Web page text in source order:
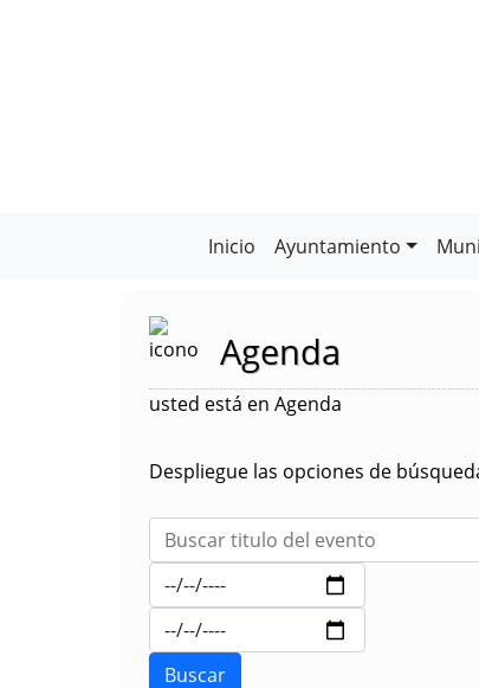
Inicio Ayuntamiento
Agenda
usted está en Agenda
Despliegue las opciones de